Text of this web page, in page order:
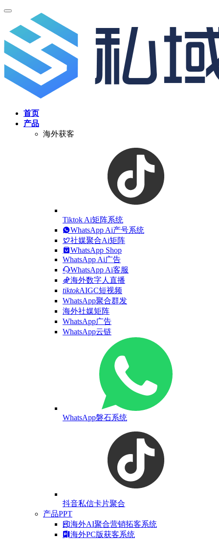
首页
产品
海外获客
Tiktok Ai矩阵系统
WhatsApp Ai产号系统
社媒聚合Ai矩阵
WhatsApp Shop
WhatsApp Ai广告
WhatsApp Ai客服
海外数字人直播
tiktokAIGC短视频
WhatsApp聚合群发
海外社媒矩阵
WhatsApp广告
WhatsApp云链
WhatsApp磐石系统
抖音私信卡片聚合
产品PPT
海外AI聚合营销拓客系统
海外PC版获客系统